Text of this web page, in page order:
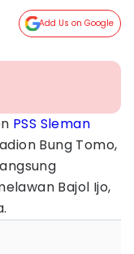
Add Us on Google
PSS Sleman
Bung Tomo,
Bajol Ijo,